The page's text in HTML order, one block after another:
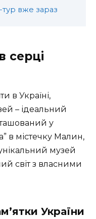
тур вже зараз
серці
в Україні,
– ідеальний
у
в містечку Малин,
музей
світ з власними
України